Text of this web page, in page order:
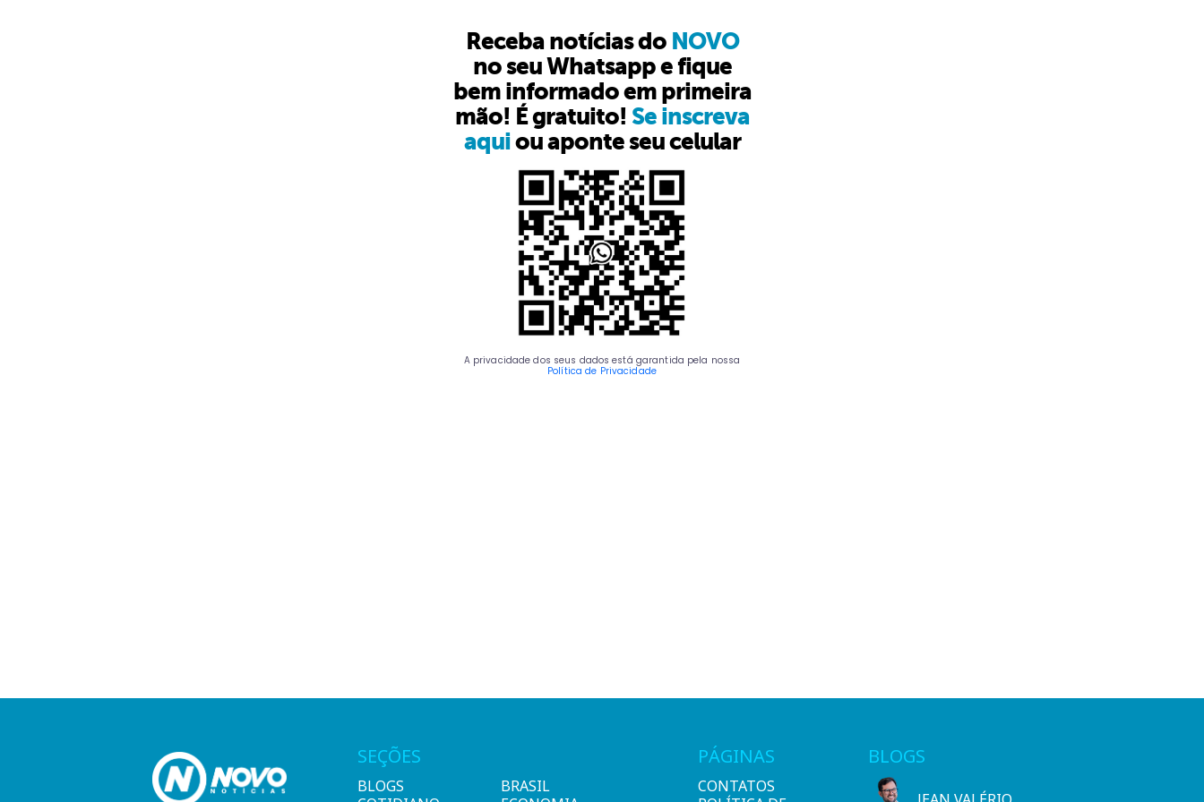
Receba notícias do NOVO
no seu Whatsapp e fique
bem informado em primeira
mão! É gratuito! Se inscreva
aquiou aponte seu celular
A privacidade dos seus dados está garantida pela nossa
Política de Privacidade
SEÇÕES
BLOGS
BRASIL
PÁGINAS
CONTATOS
BLOGS